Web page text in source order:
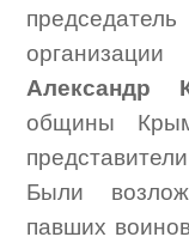
Александр
общины
Были
павших